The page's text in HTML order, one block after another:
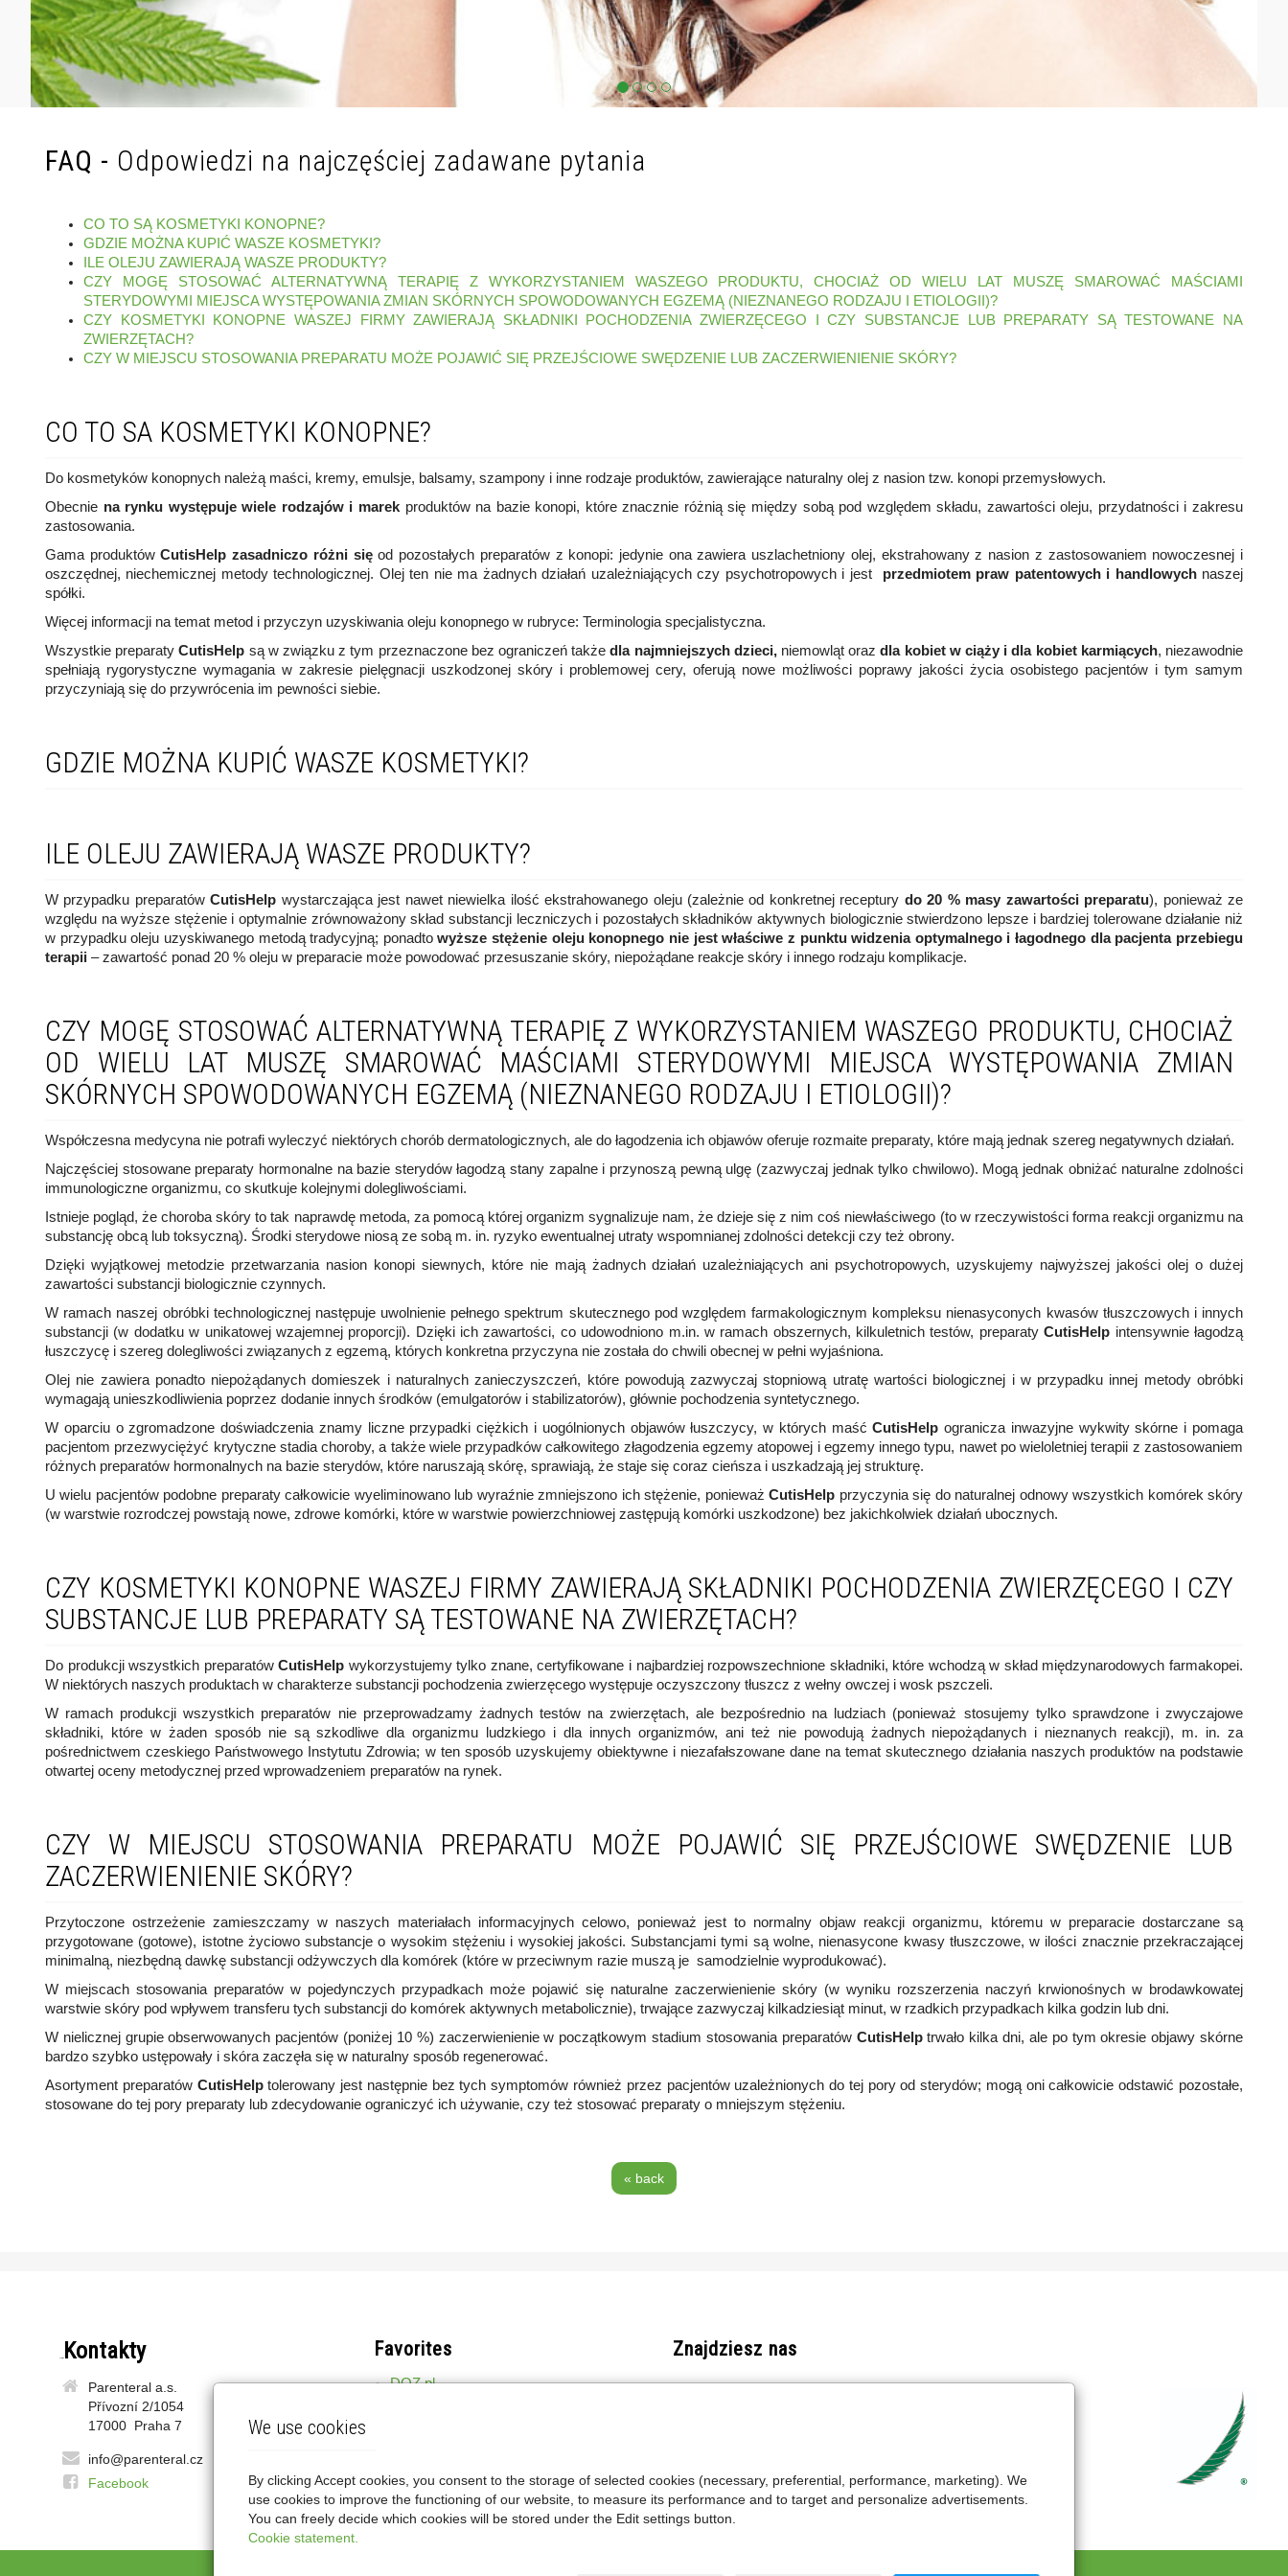
FAQ - Odpowiedzi na najczęściej zadawane pytania
CO TO SĄ KOSMETYKI KONOPNE?
GDZIE MOŻNA KUPIĆ WASZE KOSMETYKI?
ILE OLEJU ZAWIERAJĄ WASZE PRODUKTY?
CZY MOGĘ STOSOWAĆ ALTERNATYWNĄ TERAPIĘ Z WYKORZYSTANIEM WASZEGO PRODUKTU, CHOCIAŻ OD WIELU LAT MUSZĘ SMAROWAĆ MAŚCIAMI
STERYDOWYMI MIEJSCA WYSTĘPOWANIA ZMIAN SKÓRNYCH SPOWODOWANYCH EGZEMĄ (NIEZNANEGO RODZAJU I ETIOLOGII)?
CZY KOSMETYKI KONOPNE WASZEJ FIRMY ZAWIERAJĄ SKŁADNIKI POCHODZENIA ZWIERZĘCEGO I CZY SUBSTANCJE LUB PREPARATY SĄ TESTOWANE NA
ZWIERZĘTACH?
CZY W MIEJSCU STOSOWANIA PREPARATU MOŻE POJAWIĆ SIĘ PRZEJŚCIOWE SWĘDZENIE LUB ZACZERWIENIENIE SKÓRY?
CO TO SA KOSMETYKI KONOPNE?
Do kosmetyków konopnych należą maści, kremy, emulsje, balsamy, szampony i inne rodzaje produktów, zawierające naturalny olej z nasion tzw. konopi przemysłowych.
Obecnie na rynku występuje wiele rodzajów i marek produktów na bazie konopi, które znacznie różnią się między sobą pod względem składu, zawartości oleju, przydatności i zakresu
zastosowania.
Gama produktówCutisHelp zasadniczo różni sięod pozostałych preparatów z konopi: jedynie ona zawiera uszlachetniony olej, ekstrahowany z nasion z zastosowaniem nowoczesnej i
oszczędnej, niechemicznej metody technologicznej. Olej ten nie ma żadnych działań uzależniających czy psychotropowych i jest przedmiotem praw patentowych i handlowychnaszej
spółki.
Więcej informacji na temat metod i przyczyn uzyskiwania oleju konopnego w rubryce: Terminologia specjalistyczna.
Wszystkie preparatyCutisHelp są w związku z tym przeznaczone bez ograniczeń takżedla najmniejszych dzieci, niemowląt orazdla kobiet w ciąży i dla kobiet karmiących, niezawodnie
spełniają rygorystyczne wymagania w zakresie pielęgnacji uszkodzonej skóry i problemowej cery, oferują nowe możliwości poprawy jakości życia osobistego pacjentów i tym samym
przyczyniają się do przywrócenia im pewności siebie.
GDZIE MOŻNA KUPIĆ WASZE KOSMETYKI?
ILE OLEJU ZAWIERAJĄ WASZE PRODUKTY?
W przypadku preparatówCutisHelp wystarczająca jest nawet niewielka ilość ekstrahowanego oleju (zależnie od konkretnej receptury do 20 % masy zawartości preparatu), ponieważ ze
względu na wyższe stężenie i optymalnie zrównoważony skład substancji leczniczych i pozostałych składników aktywnych biologicznie stwierdzono lepsze i bardziej tolerowane działanie niż
w przypadku oleju uzyskiwanego metodą tradycyjną; ponadtowyższe stężenie oleju konopnego nie jest właściwe z punktu widzenia optymalnego i łagodnego dla pacjenta przebiegu
terapii – zawartość ponad 20 % oleju w preparacie może powodować przesuszanie skóry, niepożądane reakcje skóry i innego rodzaju komplikacje.
CZY MOGĘ STOSOWAĆ ALTERNATYWNĄ TERAPIĘ Z WYKORZYSTANIEM WASZEGO PRODUKTU, CHOCIAŻ
OD WIELU LAT MUSZĘ SMAROWAĆ MAŚCIAMI STERYDOWYMI MIEJSCA WYSTĘPOWANIA ZMIAN
SKÓRNYCH SPOWODOWANYCH EGZEMĄ (NIEZNANEGO RODZAJU I ETIOLOGII)?
Współczesna medycyna nie potrafi wyleczyć niektórych chorób dermatologicznych, ale do łagodzenia ich objawów oferuje rozmaite preparaty, które mają jednak szereg negatywnych działań.
Najczęściej stosowane preparaty hormonalne na bazie sterydów łagodzą stany zapalne i przynoszą pewną ulgę (zazwyczaj jednak tylko chwilowo). Mogą jednak obniżać naturalne zdolności
immunologiczne organizmu, co skutkuje kolejnymi dolegliwościami.
Istnieje pogląd, że choroba skóry to tak naprawdę metoda, za pomocą której organizm sygnalizuje nam, że dzieje się z nim coś niewłaściwego (to w rzeczywistości forma reakcji organizmu na
substancję obcą lub toksyczną). Środki sterydowe niosą ze sobą m. in. ryzyko ewentualnej utraty wspomnianej zdolności detekcji czy też obrony.
Dzięki wyjątkowej metodzie przetwarzania nasion konopi siewnych, które nie mają żadnych działań uzależniających ani psychotropowych, uzyskujemy najwyższej jakości olej o dużej
zawartości substancji biologicznie czynnych.
W ramach naszej obróbki technologicznej następuje uwolnienie pełnego spektrum skutecznego pod względem farmakologicznym kompleksu nienasyconych kwasów tłuszczowych i innych
substancji (w dodatku w unikatowej wzajemnej proporcji). Dzięki ich zawartości, co udowodniono m.in. w ramach obszernych, kilkuletnich testów, preparatyCutisHelp intensywnie łagodzą
łuszczycę i szereg dolegliwości związanych z egzemą, których konkretna przyczyna nie została do chwili obecnej w pełni wyjaśniona.
Olej nie zawiera ponadto niepożądanych domieszek i naturalnych zanieczyszczeń, które powodują zazwyczaj stopniową utratę wartości biologicznej i w przypadku innej metody obróbki
wymagają unieszkodliwienia poprzez dodanie innych środków (emulgatorów i stabilizatorów), głównie pochodzenia syntetycznego.
W oparciu o zgromadzone doświadczenia znamy liczne przypadki ciężkich i uogólnionych objawów łuszczycy, w których maśćCutisHelp ogranicza inwazyjne wykwity skórne i pomaga
pacjentom przezwyciężyć krytyczne stadia choroby, a także wiele przypadków całkowitego złagodzenia egzemy atopowej i egzemy innego typu, nawet po wieloletniej terapii z zastosowaniem
różnych preparatów hormonalnych na bazie sterydów, które naruszają skórę, sprawiają, że staje się coraz cieńsza i uszkadzają jej strukturę.
U wielu pacjentów podobne preparaty całkowicie wyeliminowano lub wyraźnie zmniejszono ich stężenie, ponieważCutisHelp przyczynia się do naturalnej odnowy wszystkich komórek skóry
(w warstwie rozrodczej powstają nowe, zdrowe komórki, które w warstwie powierzchniowej zastępują komórki uszkodzone) bez jakichkolwiek działań ubocznych.
CZY KOSMETYKI KONOPNE WASZEJ FIRMY ZAWIERAJĄ SKŁADNIKI POCHODZENIA ZWIERZĘCEGO I CZY
SUBSTANCJE LUB PREPARATY SĄ TESTOWANE NA ZWIERZĘTACH?
Do produkcji wszystkich preparatówCutisHelp wykorzystujemy tylko znane, certyfikowane i najbardziej rozpowszechnione składniki, które wchodzą w skład międzynarodowych farmakopei.
W niektórych naszych produktach w charakterze substancji pochodzenia zwierzęcego występuje oczyszczony tłuszcz z wełny owczej i wosk pszczeli.
W ramach produkcji wszystkich preparatów nie przeprowadzamy żadnych testów na zwierzętach, ale bezpośrednio na ludziach (ponieważ stosujemy tylko sprawdzone i zwyczajowe
składniki, które w żaden sposób nie są szkodliwe dla organizmu ludzkiego i dla innych organizmów, ani też nie powodują żadnych niepożądanych i nieznanych reakcji), m. in. za
pośrednictwem czeskiego Państwowego Instytutu Zdrowia; w ten sposób uzyskujemy obiektywne i niezafałszowane dane na temat skutecznego działania naszych produktów na podstawie
otwartej oceny metodycznej przed wprowadzeniem preparatów na rynek.
CZY W MIEJSCU STOSOWANIA PREPARATU MOŻE POJAWIĆ SIĘ PRZEJŚCIOWE SWĘDZENIE LUB
ZACZERWIENIENIE SKÓRY?
Przytoczone ostrzeżenie zamieszczamy w naszych materiałach informacyjnych celowo, ponieważ jest to normalny objaw reakcji organizmu, któremu w preparacie dostarczane są
przygotowane (gotowe), istotne życiowo substancje o wysokim stężeniu i wysokiej jakości. Substancjami tymi są wolne, nienasycone kwasy tłuszczowe, w ilości znacznie przekraczającej
minimalną, niezbędną dawkę substancji odżywczych dla komórek (które w przeciwnym razie muszą je samodzielnie wyprodukować).
W miejscach stosowania preparatów w pojedynczych przypadkach może pojawić się naturalne zaczerwienienie skóry (w wyniku rozszerzenia naczyń krwionośnych w brodawkowatej
warstwie skóry pod wpływem transferu tych substancji do komórek aktywnych metabolicznie), trwające zazwyczaj kilkadziesiąt minut, w rzadkich przypadkach kilka godzin lub dni.
W nielicznej grupie obserwowanych pacjentów (poniżej 10 %) zaczerwienienie w początkowym stadium stosowania preparatów CutisHelptrwało kilka dni, ale po tym okresie objawy skórne
bardzo szybko ustępowały i skóra zaczęła się w naturalny sposób regenerować.
Asortyment preparatów CutisHelptolerowany jest następnie bez tych symptomów również przez pacjentów uzależnionych do tej pory od sterydów; mogą oni całkowicie odstawić pozostałe,
stosowane do tej pory preparaty lub zdecydowanie ograniczyć ich używanie, czy też stosować preparaty o mniejszym stężeniu.
« back
Parenteral a.s.
Přívozní 2/1054
17000 Praha 7
info@parenteral.cz
Facebook
Favorites
DOZ.pl
Znajdziesz nas
We use cookies
By clicking Accept cookies, you consent to the storage of selected cookies (necessary, preferential, performance, marketing). We
use cookies to improve the functioning of our website, to measure its performance and to target and personalize advertisements.
You can freely decide which cookies will be stored under the Edit settings button.
Cookie statement.